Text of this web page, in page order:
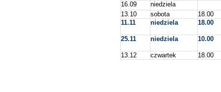
16.09
niedziela
13.10
sobota
18.00
11.11
niedziela 18.00
25.11 niedziela 10.00
13.12 czwartek 18.00